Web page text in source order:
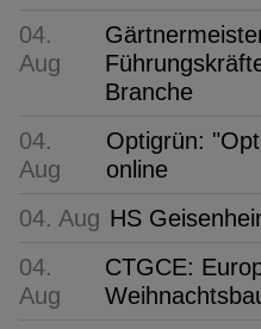
04.
Aug
Branche
04.
Aug
Optigrün:
online
04. Aug HS
04.
Aug
CTGCE: